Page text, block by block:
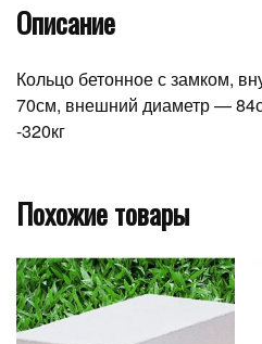
Описание
Кольцо бетонное с замком,
70см, внешний диаметр —
-320кг
Похожие товары